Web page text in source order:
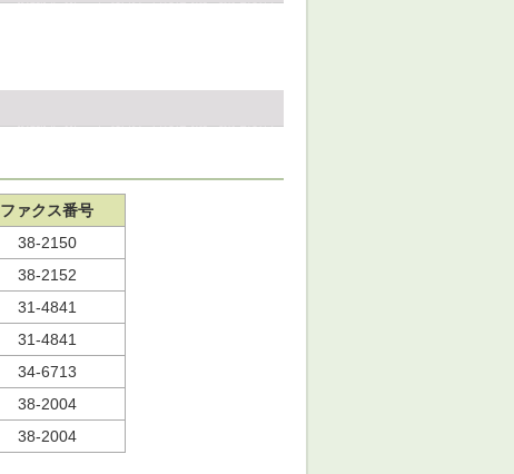
ファクス番号
38-2150
38-2152
31-4841
31-4841
34-6713
38-2004
38-2004